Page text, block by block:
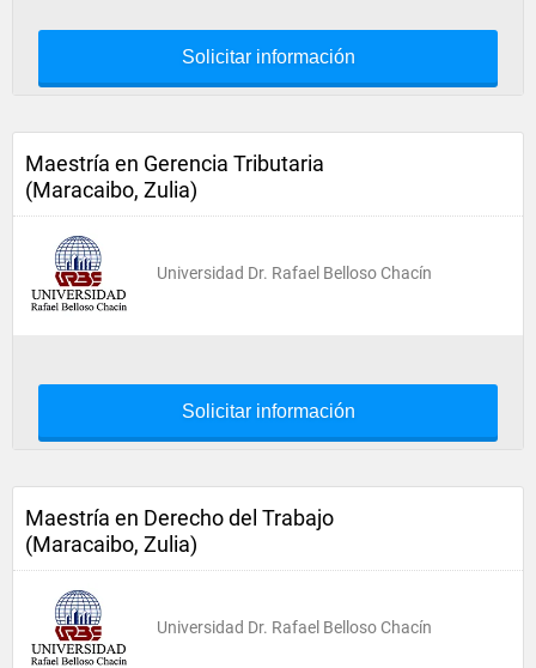
Solicitar información
Maestría en Gerencia Tributaria
(Maracaibo, Zulia)
Universidad Dr. Rafael Belloso Chacín
Solicitar información
Maestría en Derecho del Trabajo
(Maracaibo, Zulia)
Universidad Dr. Rafael Belloso Chacín